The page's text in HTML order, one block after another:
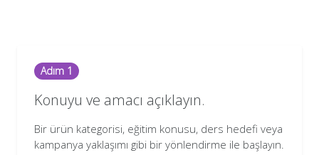
Adım 1
Konuyu ve amacı açıklayın.
Bir ürün kategorisi, eğitim konusu, ders hedefi veya
kampanya yaklaşımı gibi bir yönlendirme ile başlayın.